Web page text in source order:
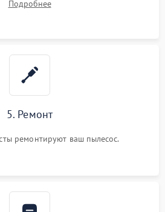
Подробнее
5. Ремонт
ремонтируют ваш пылесос.